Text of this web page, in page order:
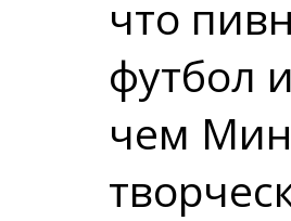
что
футбол
чем